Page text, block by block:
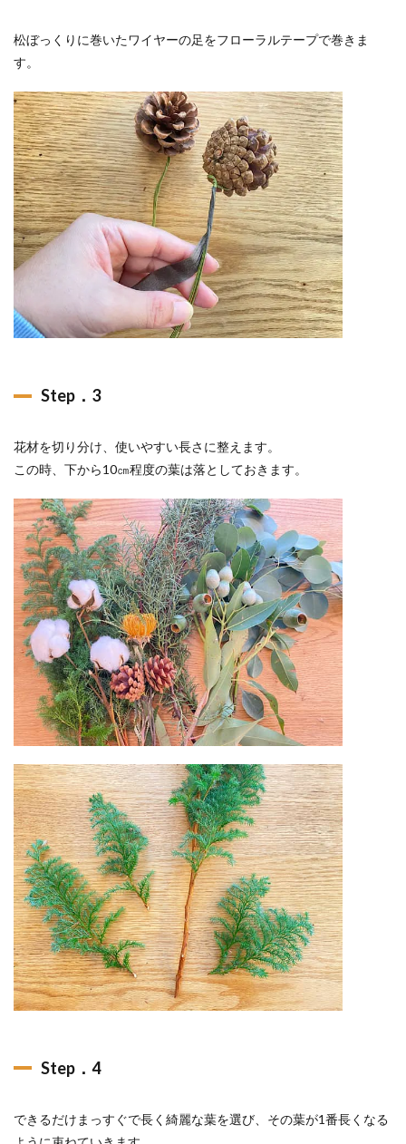
松ぼっくりに巻いたワイヤーの足をフローラルテープで巻きま
す。
Step．3
花材を切り分け、使いやすい長さに整えます。
この時、下から10㎝程度の葉は落としておきます。
Step．4
できるだけまっすぐで長く綺麗な葉を選び、その葉が1番長くなる